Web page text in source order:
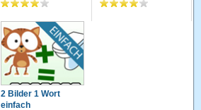
2 Bilder 1 Wort
einfach